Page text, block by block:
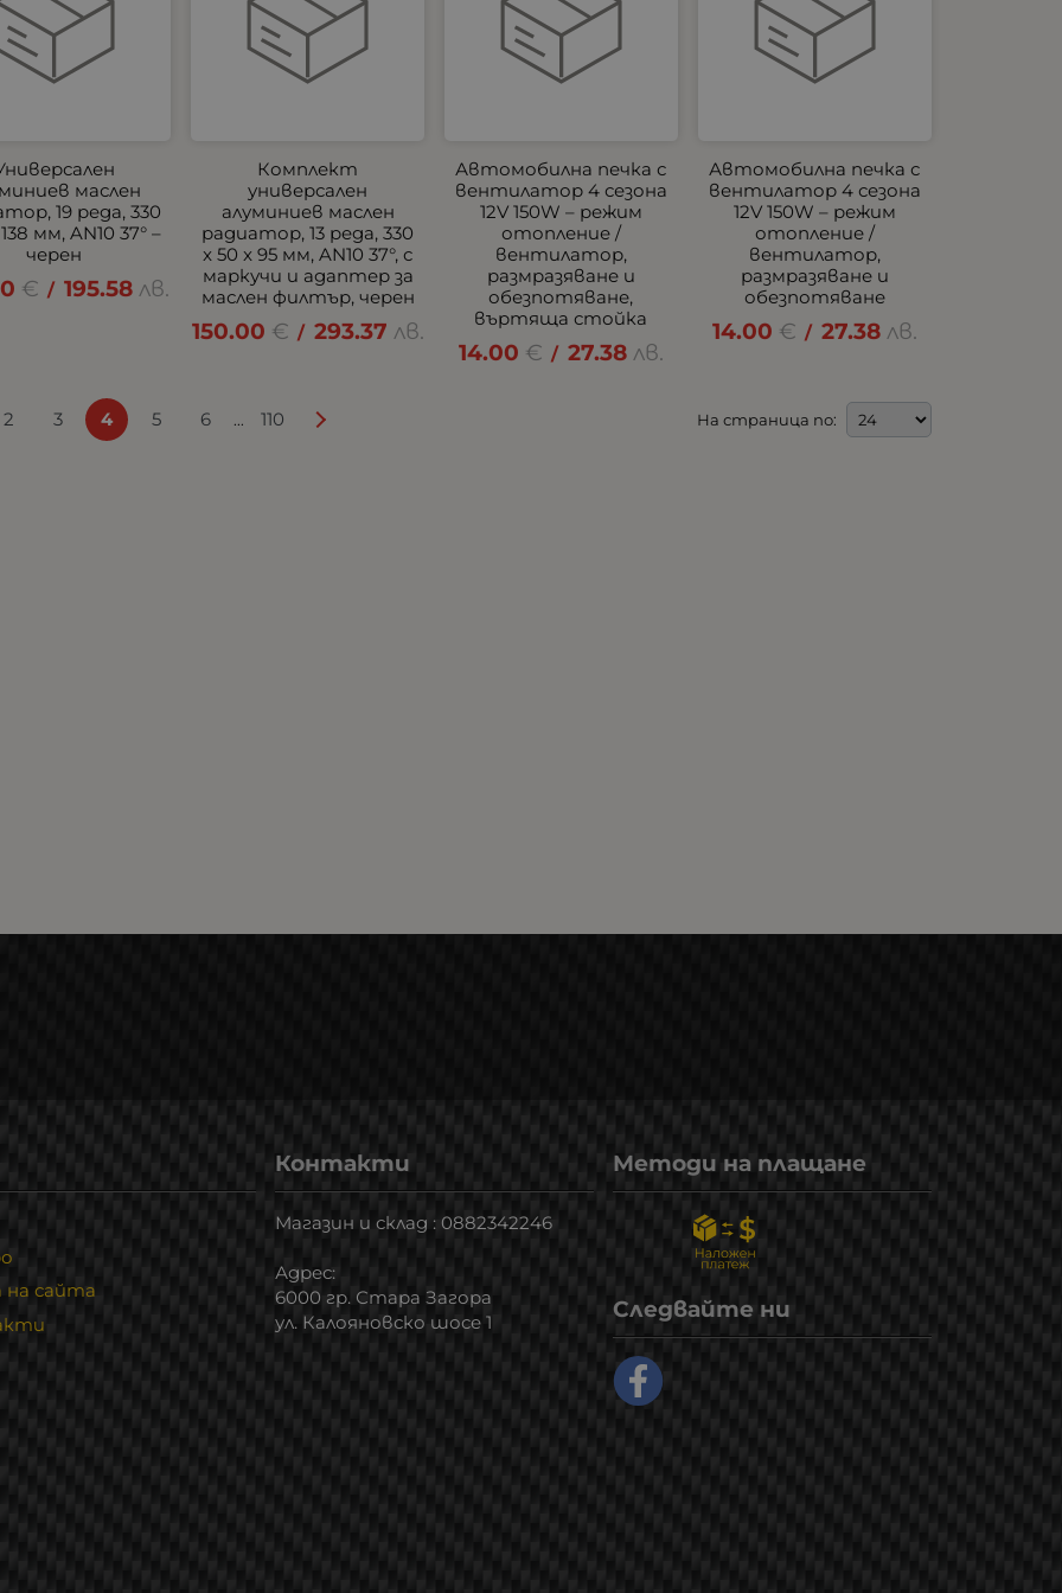
маслен
19 реда, 330
мм, AN10 37° –
черен
€ / 195.58 лв.
Комплект
универсален
алуминиев маслен
радиатор, 13 реда, 330
x 50 x 95 мм, AN10 37°, с
маркучи и адаптер за
маслен филтър, черен
150.00 € / 293.37 лв.
Автомобилна печка с
вентилатор 4 сезона
12V 150W – режим
отопление /
вентилатор,
размразяване и
обезпотяване,
въртяща стойка
14.00 € / 27.38 лв.
Автомобилна печка с
вентилатор 4 сезона
12V 150W – режим
отопление /
вентилатор,
размразяване и
обезпотяване
14.00 € / 27.38 лв.
2 3 4 5 6 ... 110 На страница по:
сайта
Контакти
Магазин и склад : 0882342246
Адрес:
6000 гр. Стара Загора
ул. Калояновско шосе 1
Методи на плащане
Следвайте ни